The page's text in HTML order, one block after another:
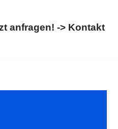
anfragen! -> Kontakt
✉.